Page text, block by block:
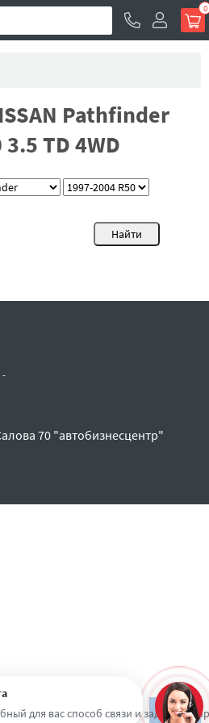
0
Pathfinder
TD 4WD
-
70 "автобизнесцентр"
Наверх
для вас способ связи и задайте